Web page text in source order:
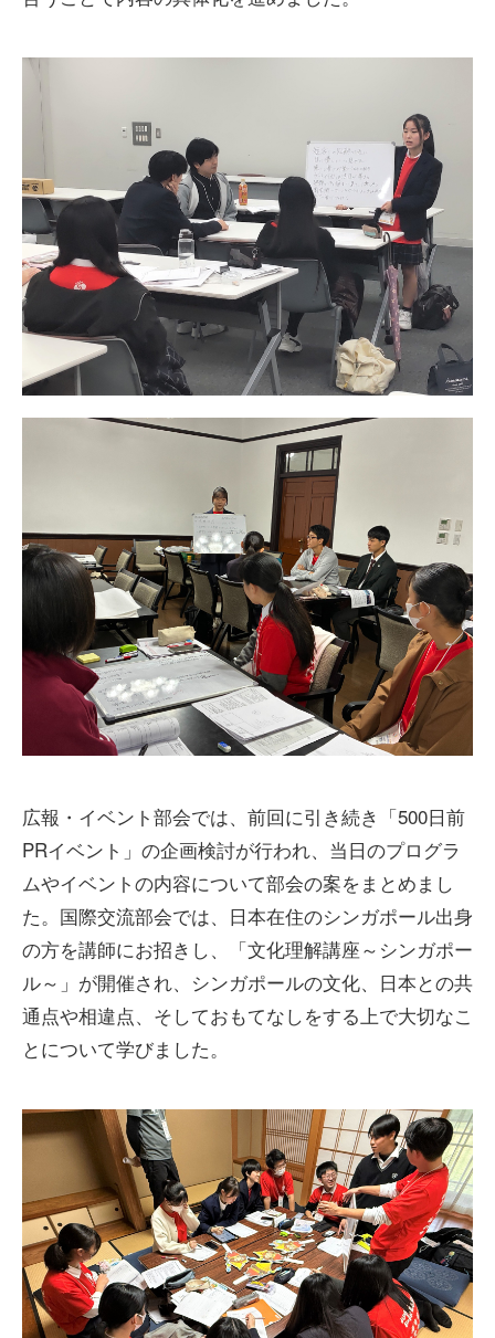
広報・イベント部会では、前回に引き続き「500日前
PRイベント」の企画検討が行われ、当日のプログラ
ムやイベントの内容について部会の案をまとめまし
た。国際交流部会では、日本在住のシンガポール出身
の方を講師にお招きし、「文化理解講座～シンガポー
ル～」が開催され、シンガポールの文化、日本との共
通点や相違点、そしておもてなしをする上で大切なこ
とについて学びました。